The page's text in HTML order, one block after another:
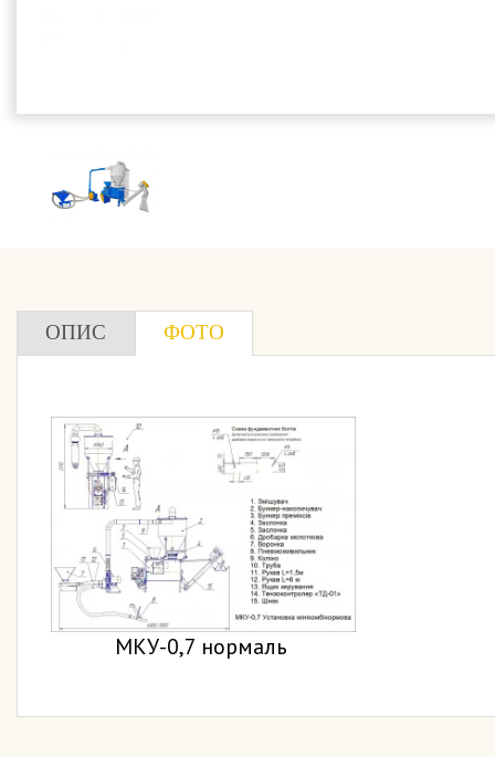
ОПИС ФОТО
МКУ-0,7 нормаль